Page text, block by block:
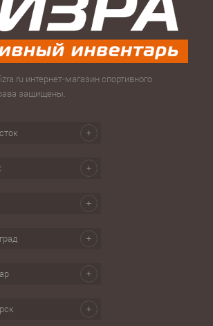
интернет-магазин спортивного
защищены.